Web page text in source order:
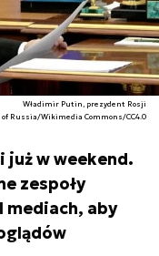
Władimir Putin, prezydent Rosji
Russia/Wikimedia Commons/CC4.0
już w weekend.
zespoły
aby